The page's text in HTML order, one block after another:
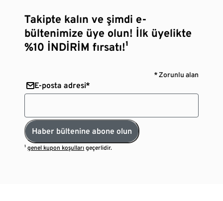
Takipte kalın ve şimdi e-
bültenimize üye olun! İlk üyelikte
%10 İNDİRİM fırsatı!¹
* Zorunlu alan
E-posta adresi*
Haber bültenine abone olun
¹genel kupon koşulları geçerlidir.